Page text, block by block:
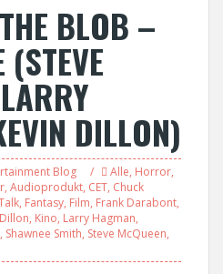
BLOB –
(STEVE
DILLON)
Blog Alle, Horror,
, Audioprodukt, CET, Chuck
, Fantasy, Film, Frank Darabont,
, Kino, Larry Hagman,
, Shawnee Smith, Steve McQueen,